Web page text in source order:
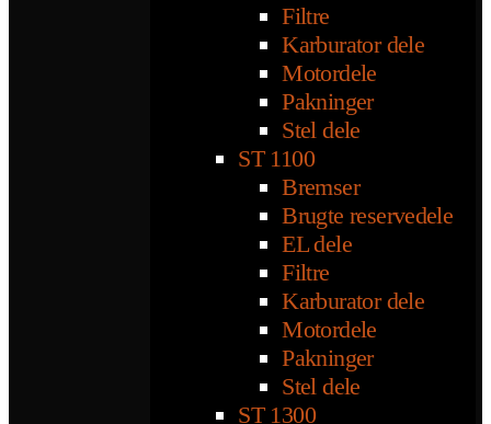
Filtre
Karburator dele
Motordele
Pakninger
Stel dele
ST 1100
Bremser
Brugte reservedele
EL dele
Filtre
Karburator dele
Motordele
Pakninger
Stel dele
ST 1300